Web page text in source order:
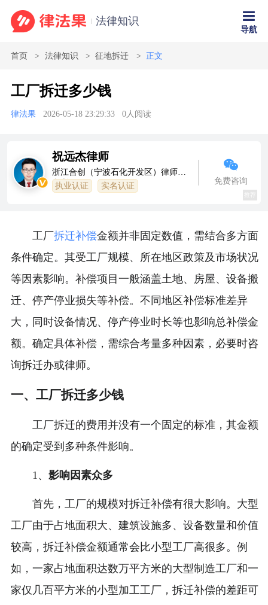
法律知识
导航
首页 法律知识 征地拆迁 正文
工厂拆迁多少钱
律法果 2026-05-18 23:29:33 0人阅读
祝远杰律师
浙江合创（宁波石化开发区）律师事
务所
执业认证 实名认证
免费咨询
工厂拆迁补偿金额并非固定数值，需结合多方面
条件确定。其受工厂规模、所在地区政策及市场状况
等因素影响。补偿项目一般涵盖土地、房屋、设备搬
迁、停产停业损失等补偿。不同地区补偿标准差异
大，同时设备情况、停产停业时长等也影响总补偿金
额。确定具体补偿，需综合考量多种因素，必要时咨
询拆迁办或律师。
一、工厂拆迁多少钱
工厂拆迁的费用并没有一个固定的标准，其金额
的确定受到多种条件影响。
1、 影响因素众多
首先，工厂的规模对拆迁补偿有很大影响。大型
工厂由于占地面积大、建筑设施多、设备数量和价值
较高，拆迁补偿金额通常会比小型工厂高很多。例
如，一家占地面积达数万平方米的大型制造工厂和一
家仅几百平方米的小型加工工厂，拆迁补偿的差距可